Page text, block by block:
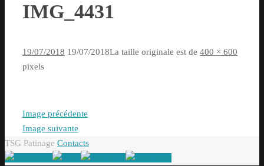
IMG_4431
19/07/2018 19/07/2018La taille originale est de 400 × 600
pixels
Image précédente
Image suivante
TSG Patinage Contacts